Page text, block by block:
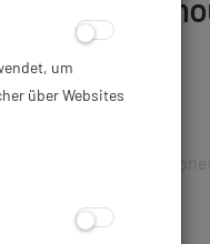
& Sony E
anderen
um
über Websites